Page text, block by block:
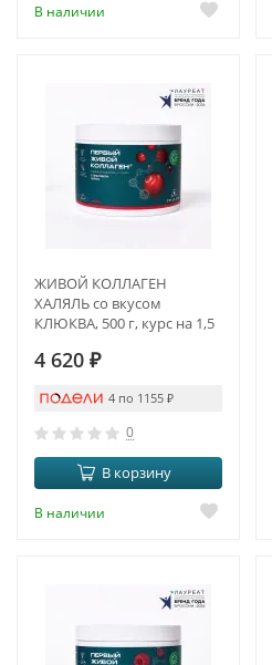
В наличии
ЖИВОЙ КОЛЛАГЕН
ХАЛЯЛЬ со вкусом
КЛЮКВА, 500 г, курс на 1,5
4 620 ₽
4 по 1155 ₽
0
В корзину
В наличии